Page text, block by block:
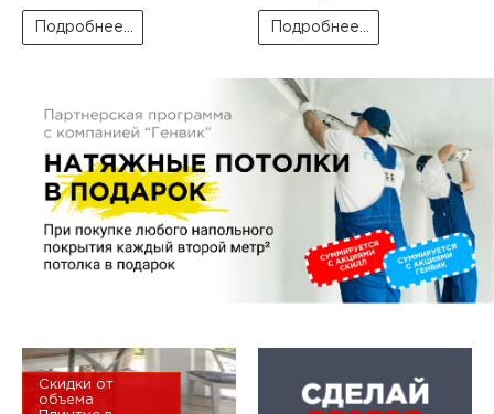
Подробнее... Подробнее...
Скидки от
объема